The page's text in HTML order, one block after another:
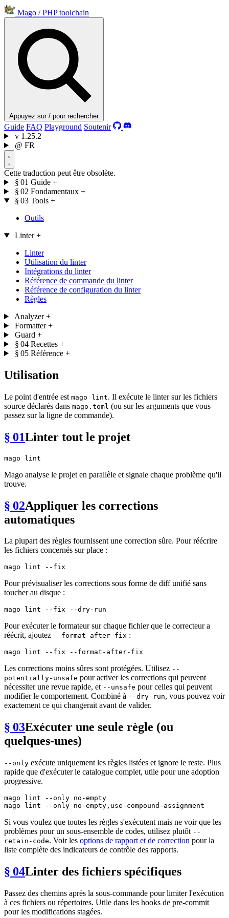
Mago / PHP toolchain
Appuyez sur / pour rechercher
Guide FAQ Playground Soutenir
v 1.25.2
@ FR
Cette traduction peut être obsolète.
§ 01 Guide +
§ 02 Fondamentaux +
§ 03 Tools +
Outils
Linter +
Linter
Utilisation du linter
Intégrations du linter
Référence de commande du linter
Référence de configuration du linter
Règles
Analyzer +
Formatter +
Guard +
§ 04 Recettes +
§ 05 Référence +
Utilisation
Le point d'entrée est mago lint. Il exécute le linter sur les fichiers
source déclarés dans mago.toml (ou sur les arguments que vous
passez sur la ligne de commande).
§ 01Linter tout le projet
Mago analyse le projet en parallèle et signale chaque problème qu'il
trouve.
§ 02Appliquer les corrections
automatiques
La plupart des règles fournissent une correction sûre. Pour réécrire
les fichiers concernés sur place :
Pour prévisualiser les corrections sous forme de diff unifié sans
toucher au disque :
Pour exécuter le formateur sur chaque fichier que le correcteur a
réécrit, ajoutez --format-after-fix :
Les corrections moins sûres sont protégées. Utilisez --
potentially-unsafe pour activer les corrections qui peuvent
nécessiter une revue rapide, et --unsafe pour celles qui peuvent
modifier le comportement. Combiné à --dry-run, vous pouvez voir
exactement ce qui changerait avant de valider.
§ 03Exécuter une seule règle (ou
quelques-unes)
--only exécute uniquement les règles listées et ignore le reste. Plus
rapide que d'exécuter le catalogue complet, utile pour une adoption
progressive.
mago lint --only no-empty
Si vous voulez que toutes les règles s'exécutent mais ne voir que les
problèmes pour un sous-ensemble de codes, utilisez plutôt --
retain-code. Voir les options de rapport et de correction pour la
liste complète des indicateurs de contrôle des rapports.
§ 04Linter des fichiers spécifiques
Passez des chemins après la sous-commande pour limiter l'exécution
à ces fichiers ou répertoires. Utile dans les hooks de pre-commit
pour les modifications stagées.